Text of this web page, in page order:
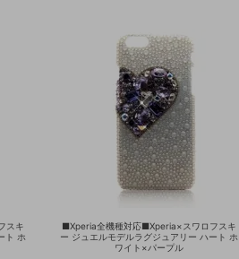
スキ
ト ホ
■Xperia全機種対応■Xperia×スワロフスキ
ー ジュエルモデルラグジュアリー ハート ホ
ワイト×パープル